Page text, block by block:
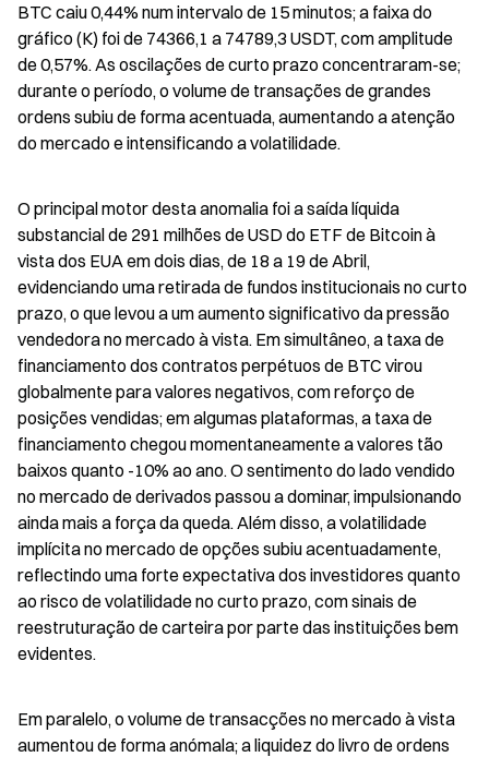
BTC caiu 0,44% num intervalo de 15 minutos; a faixa do
gráfico (K) foi de 74366,1 a 74789,3 USDT, com amplitude
de 0,57%. As oscilações de curto prazo concentraram-se;
durante o período, o volume de transações de grandes
ordens subiu de forma acentuada, aumentando a atenção
do mercado e intensificando a volatilidade.
O principal motor desta anomalia foi a saída líquida
substancial de 291 milhões de USD do ETF de Bitcoin à
vista dos EUA em dois dias, de 18 a 19 de Abril,
evidenciando uma retirada de fundos institucionais no curto
prazo, o que levou a um aumento significativo da pressão
vendedora no mercado à vista. Em simultâneo, a taxa de
financiamento dos contratos perpétuos de BTC virou
globalmente para valores negativos, com reforço de
posições vendidas; em algumas plataformas, a taxa de
financiamento chegou momentaneamente a valores tão
baixos quanto -10% ao ano. O sentimento do lado vendido
no mercado de derivados passou a dominar, impulsionando
ainda mais a força da queda. Além disso, a volatilidade
implícita no mercado de opções subiu acentuadamente,
reflectindo uma forte expectativa dos investidores quanto
ao risco de volatilidade no curto prazo, com sinais de
reestruturação de carteira por parte das instituições bem
evidentes.
Em paralelo, o volume de transacções no mercado à vista
aumentou de forma anómala; a liquidez do livro de ordens